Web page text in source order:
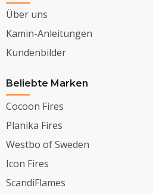
Über uns
Kamin-Anleitungen
Kundenbilder
Beliebte Marken
Cocoon Fires
Planika Fires
Westbo of Sweden
Icon Fires
ScandiFlames